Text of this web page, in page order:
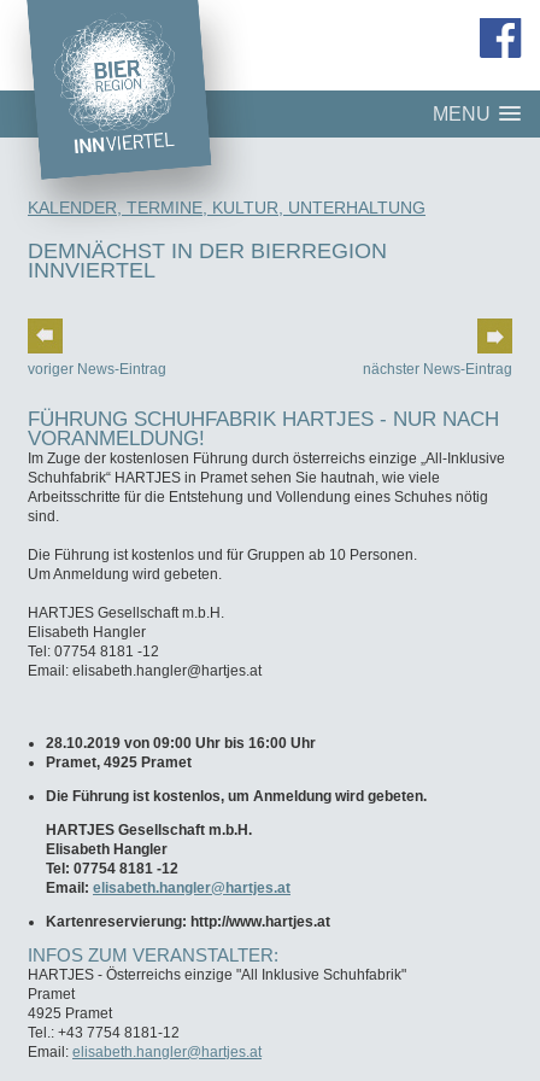
MENU
KALENDER, TERMINE, KULTUR, UNTERHALTUNG
DEMNÄCHST IN DER BIERREGION
INNVIERTEL
voriger News-Eintrag nächster News-Eintrag
FÜHRUNG SCHUHFABRIK HARTJES - NUR NACH
VORANMELDUNG!
Im Zuge der kostenlosen Führung durch österreichs einzige „All-Inklusive
Schuhfabrik“ HARTJES in Pramet sehen Sie hautnah, wie viele
Arbeitsschritte für die Entstehung und Vollendung eines Schuhes nötig
sind.
Die Führung ist kostenlos und für Gruppen ab 10 Personen.
Um Anmeldung wird gebeten.
HARTJES Gesellschaft m.b.H.
Elisabeth Hangler
Tel: 07754 8181 -12
Email: elisabeth.hangler@hartjes.at
28.10.2019 von 09:00 Uhr bis 16:00 Uhr
Pramet, 4925 Pramet
Die Führung ist kostenlos, um Anmeldung wird gebeten.
HARTJES Gesellschaft m.b.H.
Elisabeth Hangler
Tel: 07754 8181 -12
Email: elisabeth.hangler@hartjes.at
Kartenreservierung: http://www.hartjes.at
INFOS ZUM VERANSTALTER:
HARTJES - Österreichs einzige "All Inklusive Schuhfabrik"
Pramet
4925 Pramet
Tel.: +43 7754 8181-12
Email: elisabeth.hangler@hartjes.at